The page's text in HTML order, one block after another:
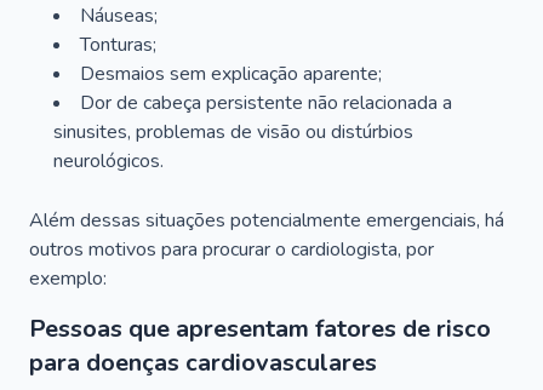
Náuseas;
Tonturas;
Desmaios sem explicação aparente;
Dor de cabeça persistente não relacionada a
sinusites, problemas de visão ou distúrbios
neurológicos.
Além dessas situações potencialmente emergenciais, há
outros motivos para procurar o cardiologista, por
exemplo:
Pessoas que apresentam fatores de risco
para doenças cardiovasculares